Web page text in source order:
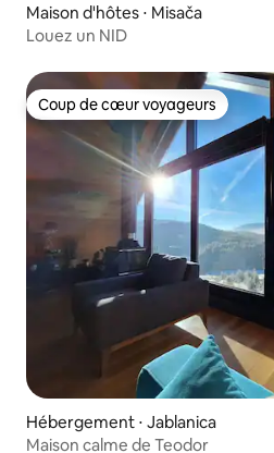
Maison d'hôtes ⋅ Misača
Louez un NID
Coup de cœur voyageurs
Coup de cœur voyageurs
Hébergement ⋅ Jablanica
Maison calme de Teodor